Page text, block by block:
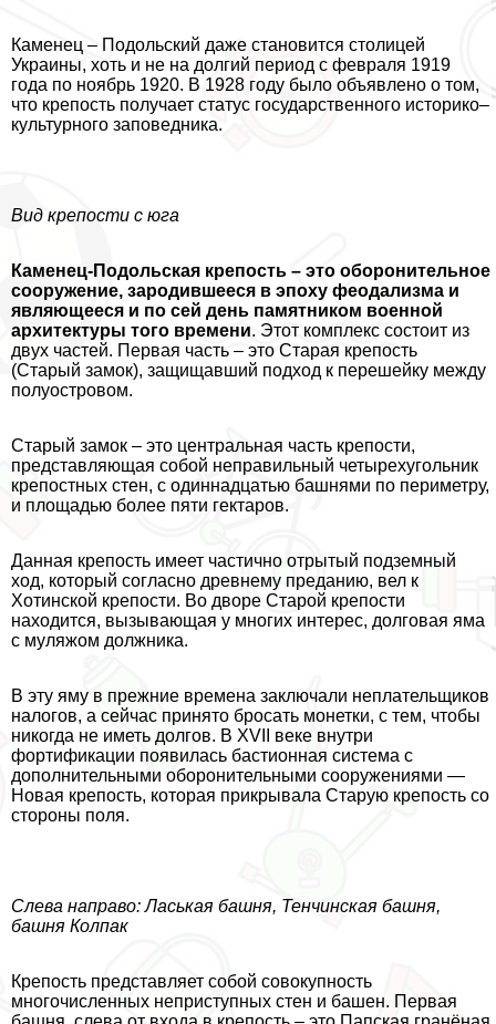
Каменец – Подольский даже становится столицей
Украины, хоть и не на долгий период с февраля 1919
года по ноябрь 1920. В 1928 году было объявлено о том,
что крепость получает статус государственного историко–
культурного заповедника.
Вид крепости с юга
Каменец-Подольская крепость – это оборонительное
сооружение, зародившееся в эпоху феодализма и
являющееся и по сей день памятником военной
архитектуры того времени. Этот комплекс состоит из
двух частей. Первая часть – это Старая крепость
(Старый замок), защищавший подход к перешейку между
полуостровом.
Старый замок – это центральная часть крепости,
представляющая собой неправильный четырехугольник
крепостных стен, с одиннадцатью башнями по периметру,
и площадью более пяти гектаров.
Данная крепость имеет частично отрытый подземный
ход, который согласно древнему преданию, вел к
Хотинской крепости. Во дворе Старой крепости
находится, вызывающая у многих интерес, долговая яма
с муляжом должника.
В эту яму в прежние времена заключали неплательщиков
налогов, а сейчас принято бросать монетки, с тем, чтобы
никогда не иметь долгов. В XVII веке внутри
фортификации появилась бастионная система с
дополнительными оборонительными сооружениями —
Новая крепость, которая прикрывала Старую крепость со
стороны поля.
Слева направо: Ласькая башня, Тенчинская башня,
башня Колпак
Крепость представляет собой совокупность
многочисленных неприступных стен и башен. Первая